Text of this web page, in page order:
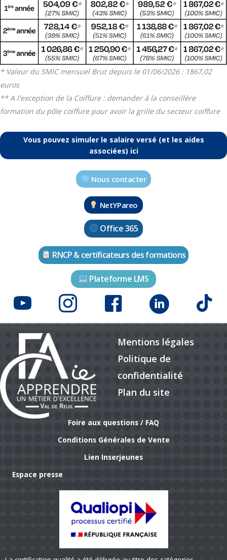
* Valeur du SMIC mensuel Brut depuis le 01/06/2026 : 1867,02
euros
** A l'exception de la Coiffure : demander à la conseillère
formation du pôle coiffure pour avoir la grille du secteur coiffure
Vous pouvez simuler le salaire versé (et les aides
associées) ici
Nous contacter
NetYPareo
Office 365
RNCP & certificateurs des formations
Plateforme LMS
Mentions légales
Politique de
confidentialité
Plan du site
Foire aux questions / FAQ
Conditions Générales de Vente
Lien Inserjeunes
Espace presse